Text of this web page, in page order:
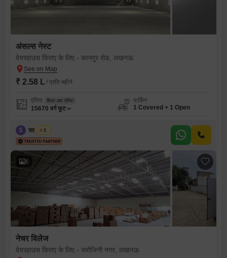
अंसल्स नेस्ट
वेयरहाउस किराए के लिए - कानपुर रोड, लखनऊ
₹ 2.58 L / प्रति महीने
एरिया बिल्ट-अप एरिया
15670 वर्ग फुट
पार्किंग
1 Covered + 1 Open
S सतीश चौबे
1
6
नेचर विलेज
वेयरहाउस किराए के लिए - सरोजिनी नगर, लखनऊ